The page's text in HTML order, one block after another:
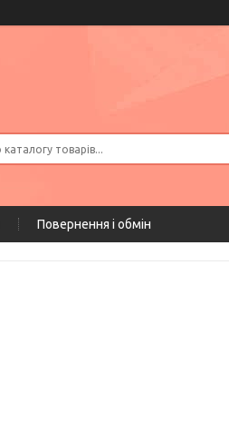
Повернення і обмін